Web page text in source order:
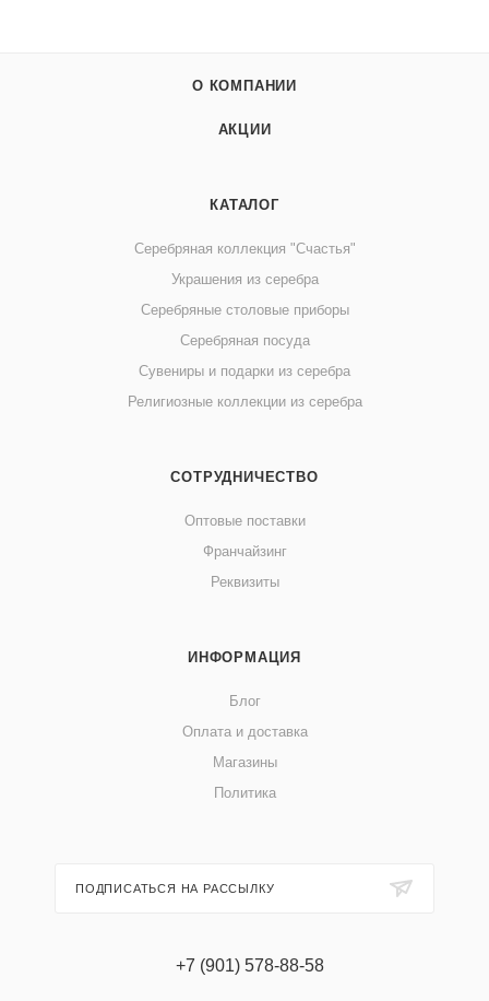
О КОМПАНИИ
АКЦИИ
КАТАЛОГ
Серебряная коллекция "Счастья"
Украшения из серебра
Серебряные столовые приборы
Серебряная посуда
Сувениры и подарки из серебра
Религиозные коллекции из серебра
СОТРУДНИЧЕСТВО
Оптовые поставки
Франчайзинг
Реквизиты
ИНФОРМАЦИЯ
Блог
Оплата и доставка
Магазины
Политика
ПОДПИСАТЬСЯ НА РАССЫЛКУ
+7 (901) 578-88-58